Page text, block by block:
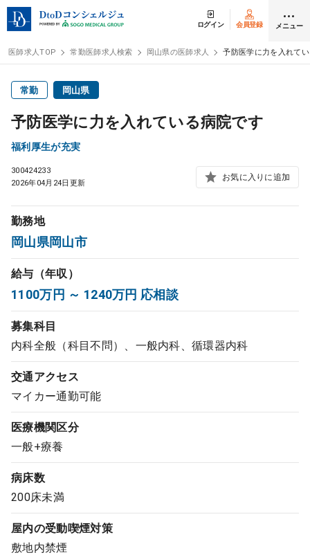
ログイン 会員登録 メニュー
医師求人
常勤検索
非常勤検索
スポット検索
DtoDの転職・ アルバイト支援
コンサルタント
成功事例
クリニック開業
医師求人TOP 常勤医師求人検索 岡山県の医師求人 予防医学に力を入れて
常勤 岡山県
予防医学に力を入れている病院です
福利厚生が充実
300424233
2026年04月24日更新
お気に入りに追加
勤務地
岡山県岡山市
給与（年収）
1100万円 ～ 1240万円 応相談
募集科目
内科全般（科目不問）、一般内科、循環器内科
交通アクセス
マイカー通勤可能
医療機関区分
一般+療養
病床数
200床未満
屋内の受動喫煙対策
敷地内禁煙